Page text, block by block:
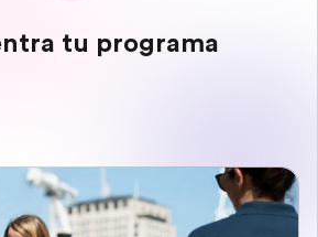
tu programa